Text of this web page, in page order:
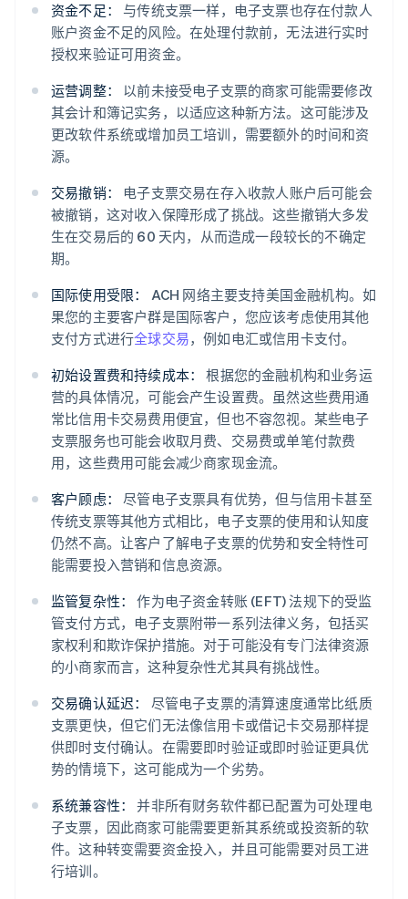
资金不足：
与传统支票一样，电子支票也存在付款人
账户资金不足的风险。在处理付款前，无法进行实时
授权来验证可用资金。
运营调整：
以前未接受电子支票的商家可能需要修改
其会计和簿记实务，以适应这种新方法。这可能涉及
更改软件系统或增加员工培训，需要额外的时间和资
源。
交易撤销：
电子支票交易在存入收款人账户后可能会
被撤销，这对收入保障形成了挑战。这些撤销大多发
生在交易后的 60 天内，从而造成一段较长的不确定
期。
国际使用受限：
ACH 网络主要支持美国金融机构。如
果您的主要客户群是国际客户，您应该考虑使用其他
支付方式进行全球交易，例如电汇或信用卡支付。
初始设置费和持续成本：
根据您的金融机构和业务运
营的具体情况，可能会产生设置费。虽然这些费用通
常比信用卡交易费用便宜，但也不容忽视。某些电子
支票服务也可能会收取月费、交易费或单笔付款费
用，这些费用可能会减少商家现金流。
客户顾虑：
尽管电子支票具有优势，但与信用卡甚至
传统支票等其他方式相比，电子支票的使用和认知度
仍然不高。让客户了解电子支票的优势和安全特性可
能需要投入营销和信息资源。
监管复杂性：
作为电子资金转账 (EFT) 法规下的受监
管支付方式，电子支票附带一系列法律义务，包括买
家权利和欺诈保护措施。对于可能没有专门法律资源
的小商家而言，这种复杂性尤其具有挑战性。
交易确认延迟：
尽管电子支票的清算速度通常比纸质
支票更快，但它们无法像信用卡或借记卡交易那样提
供即时支付确认。在需要即时验证或即时验证更具优
势的情境下，这可能成为一个劣势。
系统兼容性：
并非所有财务软件都已配置为可处理电
子支票，因此商家可能需要更新其系统或投资新的软
件。这种转变需要资金投入，并且可能需要对员工进
行培训。